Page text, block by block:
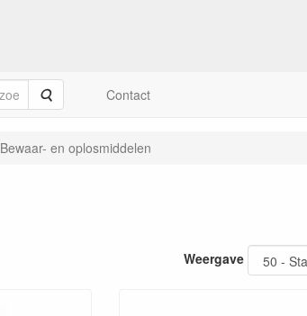
Zoeken Contact
Bewaar- en oplosmiddelen
Weergave